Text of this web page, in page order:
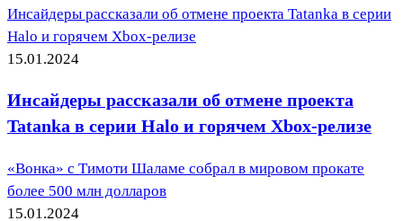
Инсайдеры рассказали об отмене проекта Tatanka в серии
Halo и горячем Xbox-релизе
15.01.2024
Инсайдеры рассказали об отмене проекта
Tatanka в серии Halo и горячем Xbox-релизе
«Вонка» с Тимоти Шаламе собрал в мировом прокате
более 500 млн долларов
15.01.2024